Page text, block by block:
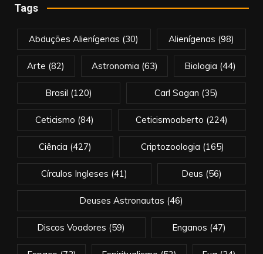
Tags
Abduções Alienígenas (30) Alienígenas (98)
Arte (82) Astronomia (63) Biologia (44)
Brasil (120) Carl Sagan (35)
Ceticismo (84) Ceticismoaberto (224)
Ciência (427) Criptozoologia (165)
Círculos Ingleses (41) Deus (56)
Deuses Astronautas (46)
Discos Voadores (59) Enganos (47)